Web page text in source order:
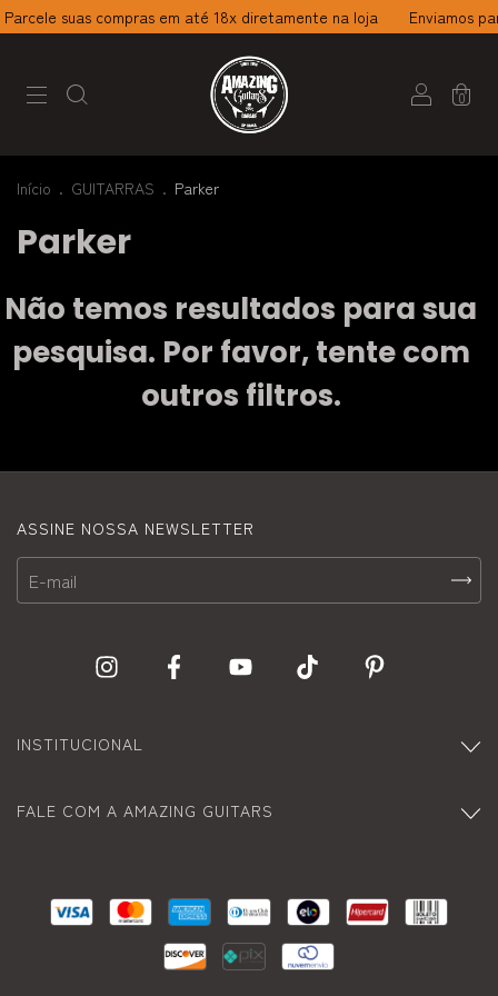
suas compras em até 18x diretamente na loja Enviamos
0
Início . GUITARRAS . Parker
Parker
Não temos resultados para sua
pesquisa. Por favor, tente com
outros filtros.
ASSINE NOSSA NEWSLETTER
INSTITUCIONAL
FALE COM A AMAZING GUITARS